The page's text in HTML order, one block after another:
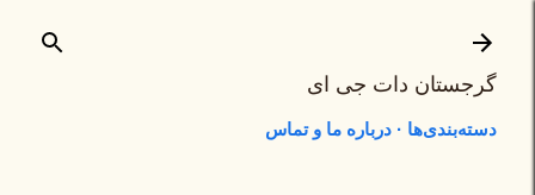
گرجستان دات جی ای
دسته‌بندی‌ها درباره ما و تماس